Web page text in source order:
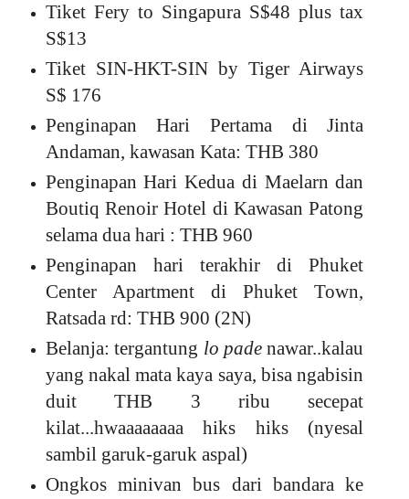
Tiket Fery to Singapura S$48 plus tax
S$13
Tiket SIN-HKT-SIN by Tiger Airways
S$ 176
Penginapan Hari Pertama di Jinta
Andaman, kawasan Kata: THB 380
Penginapan Hari Kedua di Maelarn dan
Boutiq Renoir Hotel di Kawasan Patong
selama dua hari : THB 960
Penginapan hari terakhir di Phuket
Center Apartment di Phuket Town,
Ratsada rd: THB 900 (2N)
Belanja: tergantung lo padenawar..kalau
yang nakal mata kaya saya, bisa ngabisin
duit THB 3 ribu secepat
kilat...hwaaaaaaaa hiks hiks (nyesal
sambil garuk-garuk aspal)
Ongkos minivan bus dari bandara ke